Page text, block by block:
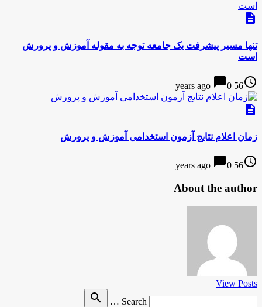
description
تنها مسیر پیشرفت یک جامعه توجه به مقوله آموزش و پرورش
است
access_time
56 years ago
chat_bubble0
description
زمان اعلام نتایج آزمون استخدامی آموزش و پرورش
access_time
56 years ago
chat_bubble0
About the author
View Posts
Search …
search